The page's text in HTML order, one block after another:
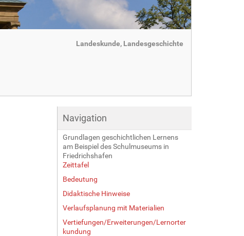
Landeskunde, Landesgeschichte
Navigation
Grundlagen geschichtlichen Lernens
am Beispiel des Schulmuseums in
Friedrichshafen
Zeittafel
Bedeutung
Didaktische Hinweise
Verlaufsplanung mit Materialien
Vertiefungen/Erweiterungen/Lernorter
kundung